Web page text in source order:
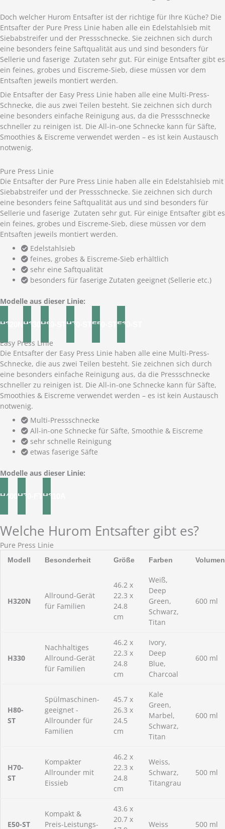
Doch welcher Hurom Entsafter ist der richtige für Ihre Küche? Die
Entsafter der Pure Press Linie haben alle ein Edelstahlsieb mit
Siebabstreifer und der Pressschnecke. Sie zeichnen sich durch
eine besonders feine Saftqualität aus und sind besonders für
Sellerie und faserige Zutaten sehr gut. Für einige Entsafter gibt es
ein feines, grobes und Eiscreme-Sieb, diese müssen vor dem
Entsaften jeweils montiert werden.
Die Entsafter der Easy Press Linie haben alle eine Multi-Press-
Schnecke, die aus zwei Teilen besteht. Sie zeichnen sich durch
eine besonders einfache Reinigung aus, da die Pressschnecke
schneller zu reinigen ist. Die All-in-one Schnecke kann für Säfte,
Smoothies & Eiscreme verwendet werden – es ist kein Austausch
notwenig.
Pure Press Linie
Die Entsafter der Pure Press Linie haben alle ein Edelstahlsieb mit
Siebabstreifer und der Pressschnecke. Sie zeichnen sich durch
eine besonders feine Saftqualität aus und sind besonders für
Sellerie und faserige Zutaten sehr gut. Für einige Entsafter gibt es
ein feines, grobes und Eiscreme-Sieb, diese müssen vor dem
Entsaften jeweils montiert werden.
Edelstahlsieb
feines, grobes & Eiscreme-Sieb erhältlich
sehr eine Saftqualität
besonders für faserige Zutaten geeignet (Sellerie etc.)
Modelle aus dieser Linie:
H320N H330 H80-ST H70-ST E50-ST E30-ST
Easy Press Linie
Die Entsafter der Easy Press Linie haben alle eine Multi-Press-
Schnecke, die aus zwei Teilen besteht. Sie zeichnen sich durch
eine besonders einfache Reinigung aus, da die Pressschnecke
schneller zu reinigen ist. Die All-in-one Schnecke kann für Säfte,
Smoothies & Eiscreme verwendet werden – es ist kein Austausch
notwenig.
Multi-Pressschnecke
All-in-one Schnecke für Säfte, Smoothie & Eiscreme
sehr schnelle Reinigung
etwas faserige Säfte
Modelle aus dieser Linie:
H400 H70-FT H310A
Welche Hurom Entsafter gibt es?
Pure Press Linie
Modell Besonderheit Größe Farben Volumen
H320N
Allround-Gerät
für Familien
46.2 x
22.3 x
24.8
cm
Weiß,
Deep
Green,
Schwarz,
Titan
600 ml
H330
Nachhaltiges
Allround-Gerät
für Familien
46.2 x
22.3 x
24.8
cm
Ivory,
Deep
Blue,
Charcoal
600 ml
H80-
ST
Spülmaschinen-
geeignet -
Allrounder für
Familien
45.7 x
26.3 x
24.5
cm
Kale
Green,
Marbel,
Schwarz,
Titan
600 ml
H70-
ST
Kompakter
Allrounder mit
Eissieb
46.2 x
22.3 x
24.8
cm
Weiss,
Schwarz,
Titangrau
500 ml
E50-ST
Kompakt &
Preis-Leistungs-
43.6 x
20.7 x
Weiss 500 ml